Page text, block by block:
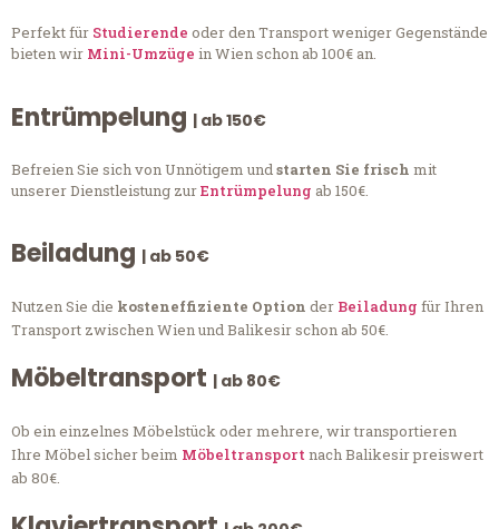
Perfekt für Studierende oder den Transport weniger Gegenstände
bieten wir Mini-Umzüge in Wien schon ab 100€ an.
Entrümpelung | ab 150€
Befreien Sie sich von Unnötigem undstarten Sie frisch mit
unserer Dienstleistung zurEntrümpelung ab 150€.
Beiladung | ab 50€
Nutzen Sie die kosteneffiziente Option der Beiladung für Ihren
Transport zwischen Wien und Balikesir schon ab 50€.
Möbeltransport | ab 80€
Ob ein einzelnes Möbelstück oder mehrere, wir transportieren
Ihre Möbel sicher beim Möbeltransportnach Balikesir preiswert
ab 80€.